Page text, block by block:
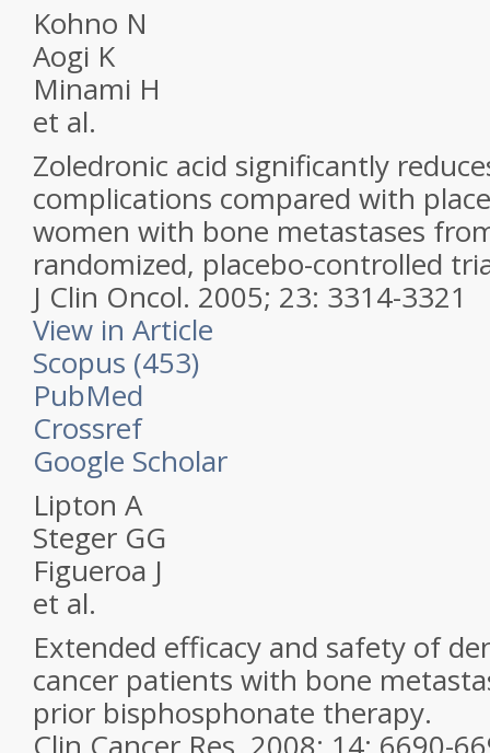
Kohno N
Aogi K
Minami H
et al.
Zoledronic acid significantly
complications compared with
women with bone metastases
randomized, placebo-controlled
J Clin Oncol. 2005; 23: 3314-3321
View in Article
Scopus (453)
PubMed
Crossref
Google Scholar
Lipton A
Steger GG
Figueroa J
et al.
Extended efficacy and safety of
cancer patients with bone
prior bisphosphonate therapy.